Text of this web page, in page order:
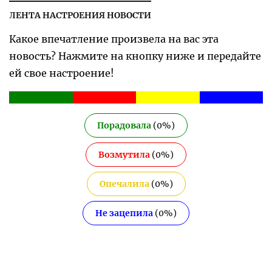
ЛЕНТА НАСТРОЕНИЯ НОВОСТИ
Какое впечатление произвела на вас эта
новость? Нажмите на кнопку ниже и передайте
ей свое настроение!
Порадовала (0%)
Возмутила (0%)
Опечалила(0%)
Не зацепила (0%)